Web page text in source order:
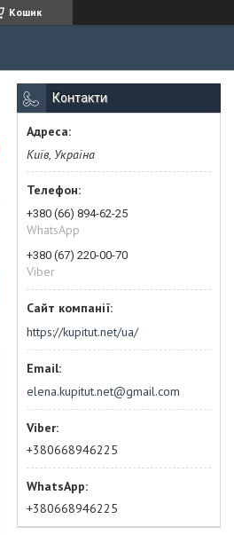
Кошик
Контакти
Київ, Україна
+380 (66) 894-62-25
WhatsApp
+380 (67) 220-00-70
Viber
https://kupitut.net/ua/
elena.kupitut.net@gmail.com
+380668946225
+380668946225